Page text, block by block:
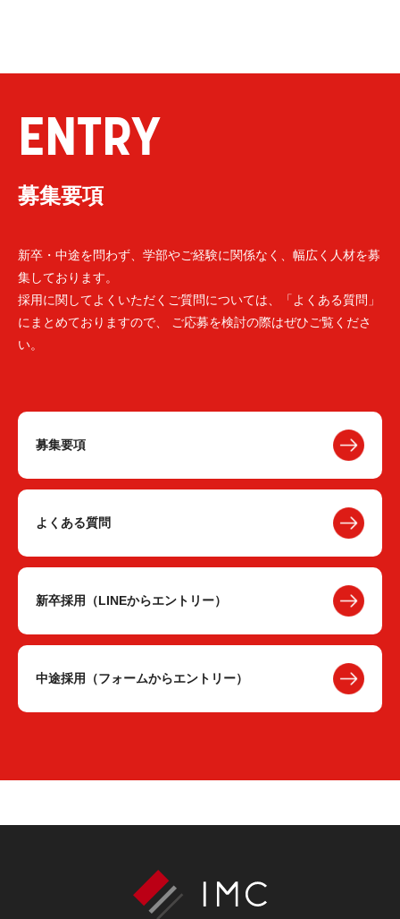
ENTRY
募集要項
新卒・中途を問わず、学部やご経験に関係なく、幅広く人材を募
集しております。
採用に関してよくいただくご質問については、「よくある質問」
にまとめておりますので、 ご応募を検討の際はぜひご覧くださ
い。
募集要項
よくある質問
新卒採用（LINEからエントリー）
中途採用（フォームからエントリー）